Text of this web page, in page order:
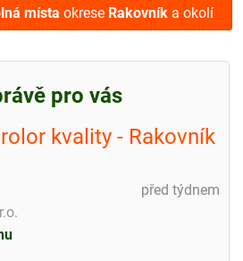
místa okrese Rakovník a okolí
pro vás
kvality - Rakovník
před týdnem